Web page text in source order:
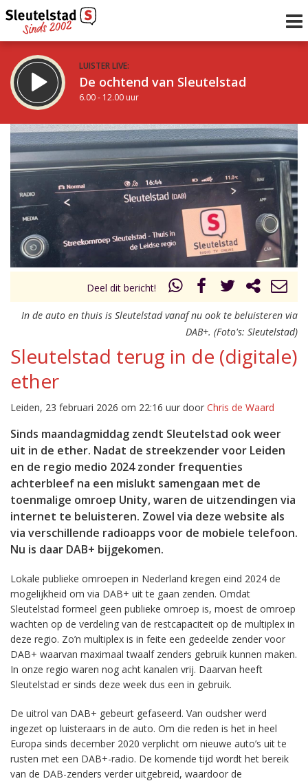
LUISTER LIVE:
De ochtend van Sleutelstad
6.00 - 12.00 uur
STRAKS:
De middag van Sleutelstad
12.00 - 17.00 uur
Vorig uur
uur 1 van 0 Volgend uur
Deel dit bericht!
In de auto en thuis is Sleutelstad vanaf nu ook te beluisteren via
DAB+. (Foto's: Sleutelstad)
Sleutelstad terug in de (digitale)
ether
Leiden, 23 februari 2026 om 22:16 uur door Chris de Waard
Sinds maandagmiddag zendt Sleutelstad ook weer
uit in de ether. Nadat de streekzender voor Leiden
en de regio medio 2024 zonder frequenties
achterbleef na een mislukt samengaan met de
toenmalige omroep Unity, waren de uitzendingen via
internet te beluisteren. Zowel via deze website als
via verschillende radioapps voor de mobiele telefoon.
Nu is daar DAB+ bijgekomen.
Lokale publieke omroepen in Nederland kregen eind 2024 de
mogelijkheid om via DAB+ uit te gaan zenden. Omdat
Sleutelstad formeel geen publieke omroep is, moest de omroep
wachten op de verdeling van de restcapaciteit op de multiplex in
deze regio. Zo’n multiplex is in feite een gedeelde zender voor
DAB+ waarvan maximaal twaalf zenders gebruik kunnen maken.
In onze regio waren nog acht kanalen vrij. Daarvan heeft
Sleutelstad er sinds deze week dus een in gebruik.
De uitrol van DAB+ gebeurt gefaseerd. Van oudsher werd
ingezet op luisteraars in de auto. Om die reden is het in heel
Europa sinds december 2020 verplicht om nieuwe auto’s uit te
rusten met een DAB+-radio. De komende tijd wordt het bereik
van de DAB-zenders verder uitgebreid, waardoor de